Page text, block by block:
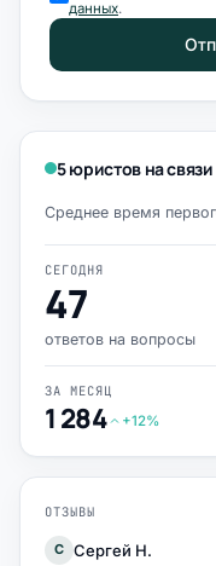
данных.
5 юристов на связи
Среднее время
СЕГОДНЯ
47
ответов на вопросы
ЗА МЕСЯЦ
1 284 +12%
ОТЗЫВЫ
С Сергей Н.